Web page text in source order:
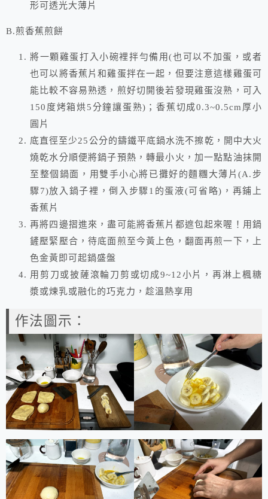
形可透光大薄片
B.煎香蕉煎餅
將一顆雞蛋打入小碗裡拌勻備用(也可以不加蛋，或者
也可以將香蕉片和雞蛋拌在一起，但要注意這樣雞蛋可
能比較不容易熟透，煎好切開後若發現雞蛋沒熟，可入
150度烤箱烘5分鐘讓蛋熟)；香蕉切成0.3~0.5cm厚小
圓片
底直徑至少25公分的鑄鐵平底鍋水洗不擦乾，開中大火
燒乾水分順便將鍋子預熱，轉最小火，加一點點油抹開
至整個鍋面，用雙手小心將已攤好的麵糰大薄片(A.步
驟7)放入鍋子裡，倒入步驟1的蛋液(可省略)，再鋪上
香蕉片
再將四邊摺進來，盡可能將香蕉片都遮包起來喔！用鍋
鏟壓緊壓合，待底面煎至今黃上色，翻面再煎一下，上
色金黃即可起鍋盛盤
用剪刀或披薩滾輪刀剪或切成9~12小片，再淋上楓糖
漿或煉乳或融化的巧克力，趁溫熱享用
作法圖示：